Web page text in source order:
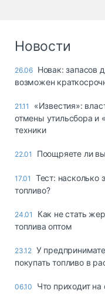
Новости
26.06 Новак: запасов
возможен
21.11
«Известия»:
отмены утильсбора и
техники
22.01 Поощряете ли
17.01
Тест: насколько
топливо?
24.01
Как не стать
топлива оптом
23.12 У
покупать топливо в
06.10 Что приходит